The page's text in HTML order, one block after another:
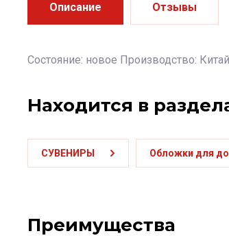
Описание Отзывы
Состояние: новое Производство:
Находится в
СУВЕНИРЫ Обложки для
Преимущества